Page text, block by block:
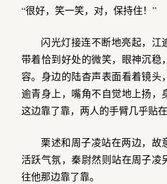
“很好，笑一笑，对，保持住！”
闪光灯接连不断地亮起，江
带着恰到好处的微笑，眼神沉稳
容。身边的陆杳声表面看着镜头
逾青身上，嘴角不自觉地上扬，
这边靠了靠，两人的手臂几乎贴在
栗述和周子凌站在两边，故
活跃气氛，秦尉然则站在周子凌
往他那边靠了靠。